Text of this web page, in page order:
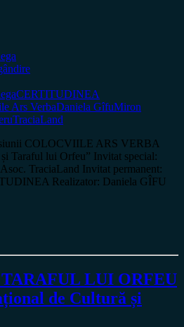
CERTITUDINEA
Ars VerbaDaniela GîfuMiron
TraciaLand
COLOCVIILE ARS VERBA
Taraful lui Orfeu” Invitat special:
TraciaLand Invitat permanent:
Realizator: Daniela GÎFU
LUI ORFEU
de Cultură și